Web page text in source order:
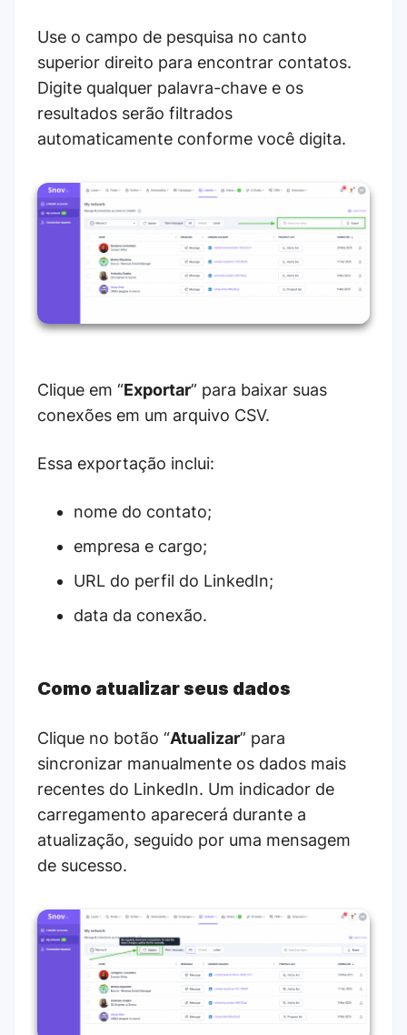
Use o campo de pesquisa no canto
superior direito para encontrar contatos.
Digite qualquer palavra-chave e os
resultados serão filtrados
automaticamente conforme você digita.
Clique em “Exportar” para baixar suas
conexões em um arquivo CSV.
Essa exportação inclui:
nome do contato;
empresa e cargo;
URL do perfil do LinkedIn;
data da conexão.
Como atualizar seus dados
Clique no botão “Atualizar” para
sincronizar manualmente os dados mais
recentes do LinkedIn. Um indicador de
carregamento aparecerá durante a
atualização, seguido por uma mensagem
de sucesso.